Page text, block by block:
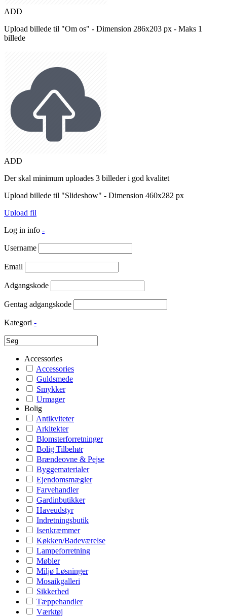
ADD
Upload billede til "Om os" - Dimension 286x203 px - Maks 1
billede
ADD
Der skal minimum uploades 3 billeder i god kvalitet
Upload billede til "Slideshow" - Dimension 460x282 px
Upload fil
Log in info -
Username
Email
Adgangskode
Gentag adgangskode
Kategori -
Accessories
Accessories
Guldsmede
Smykker
Urmager
Bolig
Antikviteter
Arkitekter
Blomsterforretninger
Bolig Tilbehør
Brændeovne & Pejse
Byggematerialer
Ejendomsmægler
Farvehandler
Gardinbutikker
Haveudstyr
Indretningsbutik
Isenkræmmer
Køkken/Badeværelse
Lampeforretning
Møbler
Miljø Løsninger
Mosaikgalleri
Sikkerhed
Tæppehandler
Værktøj